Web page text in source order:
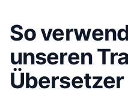
So
unseren
Übersetzer